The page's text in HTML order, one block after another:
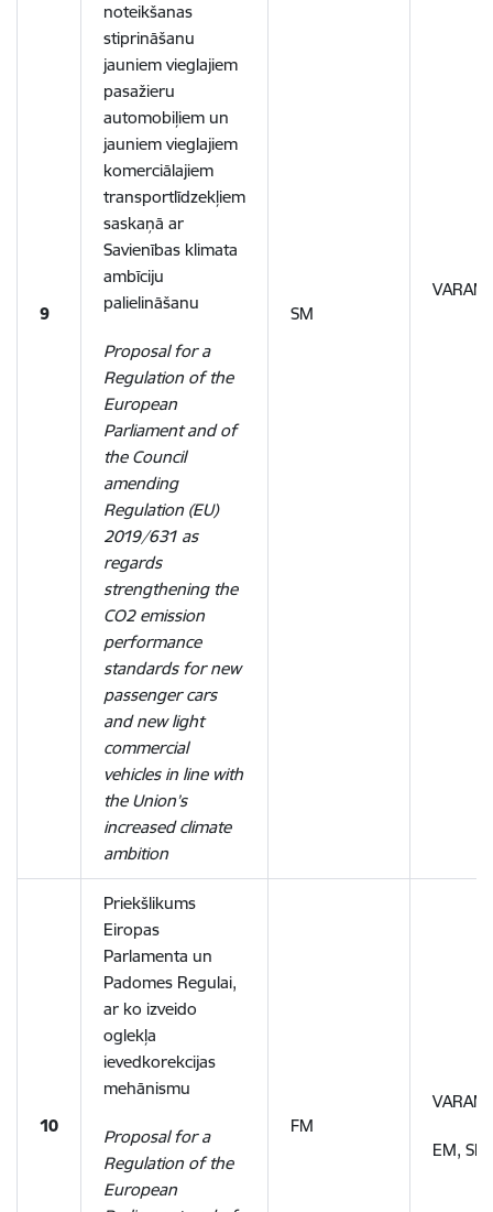
9
noteikšanas
stiprināšanu
jauniem vieglajiem
pasažieru
automobiļiem un
jauniem vieglajiem
komerciālajiem
transportlīdzekļiem
saskaņā ar
Savienības klimata
ambīciju
palielināšanu
Proposal for a
Regulation of the
European
Parliament and of
the Council
amending
Regulation (EU)
2019/631 as
regards
strengthening the
CO2 emission
performance
standards for new
passenger cars
and new light
commercial
vehicles in line with
the Union’s
increased climate
ambition
SM
10
Priekšlikums
Eiropas
Parlamenta un
Padomes Regulai,
ar ko izveido
oglekļa
ievedkorekcijas
mehānismu
Proposal for a
Regulation of the
European
FM
EM,